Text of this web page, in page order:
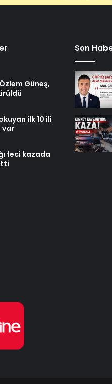
Güneş,
ilk 10 ili
var
feci kazada
Son